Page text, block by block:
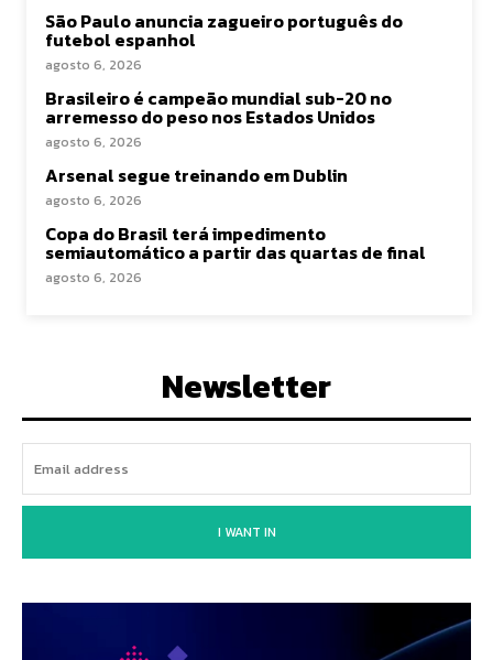
São Paulo anuncia zagueiro português do
futebol espanhol
agosto 6, 2026
Brasileiro é campeão mundial sub-20 no
arremesso do peso nos Estados Unidos
agosto 6, 2026
Arsenal segue treinando em Dublin
agosto 6, 2026
Copa do Brasil terá impedimento
semiautomático a partir das quartas de final
agosto 6, 2026
Newsletter
I WANT IN